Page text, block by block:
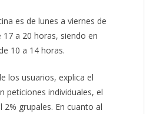
es de lunes a viernes de
17 a 20 horas, siendo en
10 a 14 horas.
los usuarios, explica el
peticiones individuales, el
2% grupales. En cuanto al